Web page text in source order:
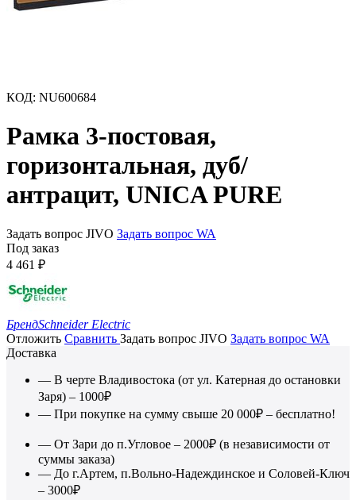
КОД: NU600684
Рамка 3-постовая,
горизонтальная, дуб/
антрацит, UNICA PURE
Задать вопрос JIVO Задать вопрос WA
Под заказ
4 461 ₽
БрендSchneider Electric
Отложить Сравнить Задать вопрос JIVO Задать вопрос WA
Доставка
— В черте Владивостока (от ул. Катерная до остановки
Заря) – 1000₽
— При покупке на сумму свыше 20 000₽ – бесплатно!
— От Зари до п.Угловое – 2000₽ (в независимости от
суммы заказа)
— До г.Артем, п.Вольно-Надеждинское и Соловей-Ключ
– 3000₽